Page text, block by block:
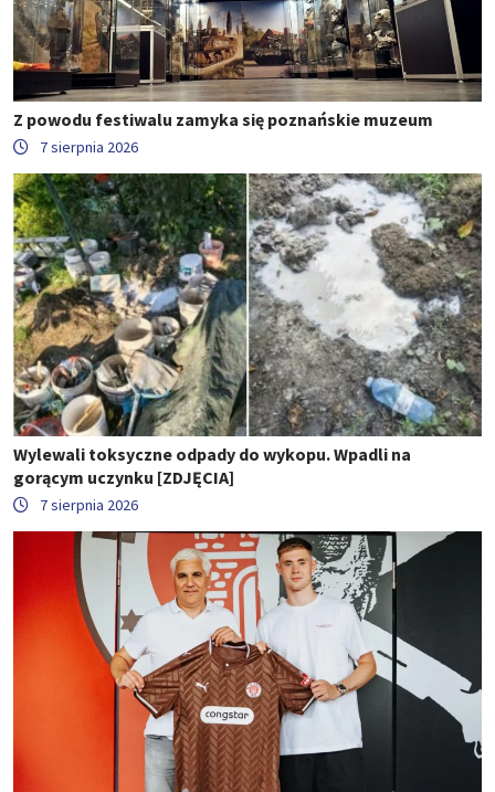
Z powodu festiwalu zamyka się poznańskie muzeum
7 sierpnia 2026
Wylewali toksyczne odpady do wykopu. Wpadli na
gorącym uczynku [ZDJĘCIA]
7 sierpnia 2026